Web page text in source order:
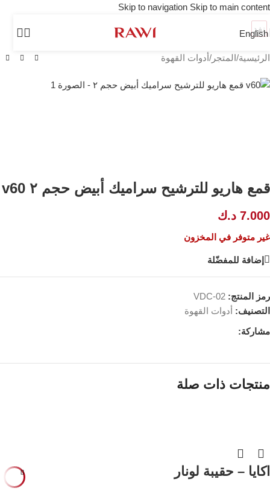
Skip to navigation Skip to main content
English
الرئيسية/المتجر /أدوات القهوة
نفد
قمع هاريو للترشيح سراميك أبيض حجم ٢ v60
7.000 د.ك
غير متوفر في المخزون
إضافة للمفضّلة
رمز المنتج: VDC-02
التصنيف: أدوات القهوة
مشاركة:
منتجات ذات صلة
اكايا – حقيبة لونار